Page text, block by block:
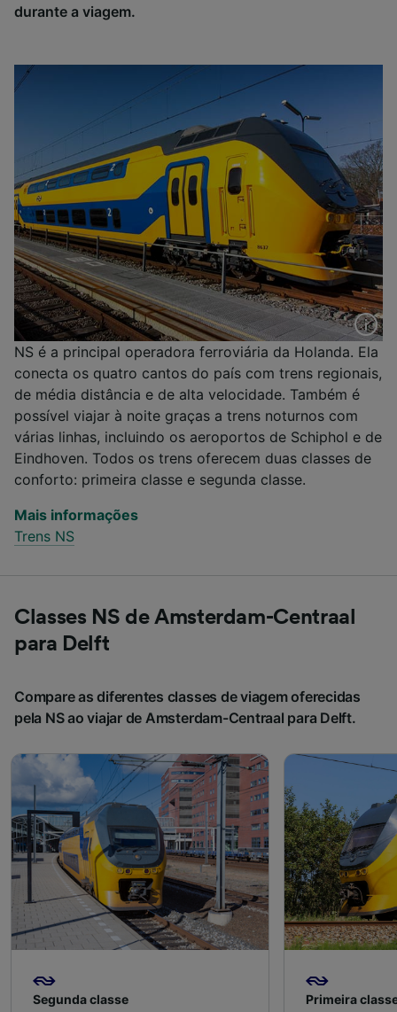
durante a viagem.
NS é a principal operadora ferroviária da Holanda. Ela
conecta os quatro cantos do país com trens regionais,
de média distância e de alta velocidade. Também é
possível viajar à noite graças a trens noturnos com
várias linhas, incluindo os aeroportos de Schiphol e de
Eindhoven. Todos os trens oferecem duas classes de
conforto: primeira classe e segunda classe.
Mais informações
Trens NS
Classes NS de Amsterdam-Centraal
para Delft
Compare as diferentes classes de viagem oferecidas
pela NS ao viajar de Amsterdam-Centraal para Delft.
Segunda classe Primeira